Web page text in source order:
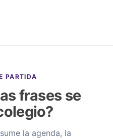
PARTIDA
frases se
la agenda, la